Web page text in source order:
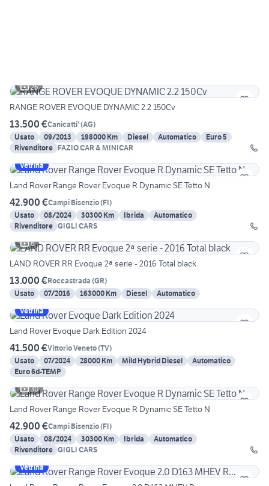
26
RANGE ROVER EVOQUE DYNAMIC 2.2 150Cv
13.500 €Canicatti' (AG)
Usato
09/2013 198000 Km Diesel Automatico
Euro 5
Rivenditore FAZIO CAR & MINICAR
Vetrina
Land Rover Range Rover Evoque R Dynamic SE Tetto N
42.900 €Campi Bisenzio(FI)
Usato
08/2024 30300 Km Ibrida
Automatico
Rivenditore GIGLI CARS
6
LAND ROVER RR Evoque 2ª serie - 2016 Total black
13.000 €Roccastrada (GR)
Usato
07/2016 163000 Km Diesel
Automatico
Vetrina
Land Rover Evoque Dark Edition 2024
41.500 €Vittorio Veneto(TV)
Usato
07/2024 28000 Km Mild Hybrid Diesel
Automatico
Euro 6d-TEMP
30
Land Rover Range Rover Evoque R Dynamic SE Tetto N
42.900 €Campi Bisenzio(FI)
Usato
08/2024 30300 Km Ibrida
Automatico
Rivenditore GIGLI CARS
Vetrina